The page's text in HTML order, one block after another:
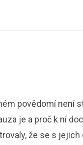
povědomí není
je a proč k ní
že se s